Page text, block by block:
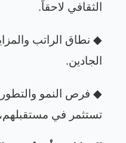
الثقافي لاحقاً.
◆ نطاق الراتب
الجادين.
◆ فرص النمو
تستثمر في